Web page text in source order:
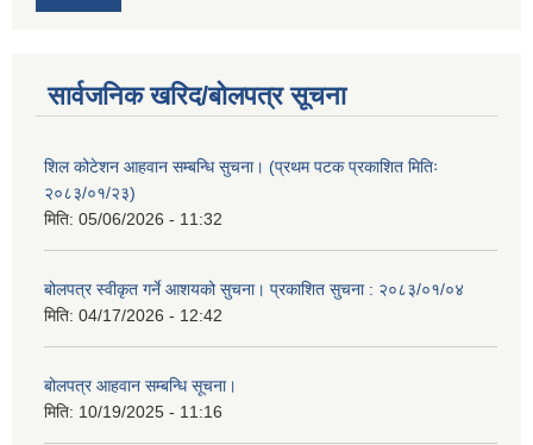
सार्वजनिक खरिद/बोलपत्र सूचना
शिल कोटेशन आहवान सम्बन्धि सुचना। (प्रथम पटक प्रकाशित मितिः
२०८३/०१/२३)
मिति: 05/06/2026 - 11:32
बोलपत्र स्वीकृत गर्ने आशयको सुचना। प्रकाशित सुचना : २०८३/०१/०४
मिति: 04/17/2026 - 12:42
बोलपत्र आहवान सम्बन्धि सूचना।
मिति: 10/19/2025 - 11:16